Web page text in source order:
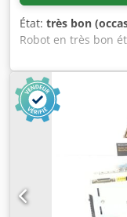
État: très bon
Robot en très bon
utilisé.